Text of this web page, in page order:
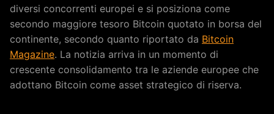
diversi concorrenti europei e si posiziona come
secondo maggiore tesoro Bitcoin quotato in borsa del
continente, secondo quanto riportato da Bitcoin
Magazine. La notizia arriva in un momento di
crescente consolidamento tra le aziende europee che
adottano Bitcoin come asset strategico di riserva.